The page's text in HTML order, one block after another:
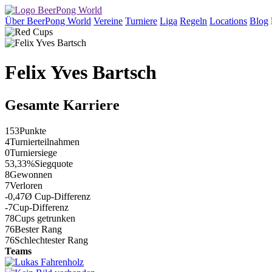
Über BeerPong World Vereine Turniere Liga Regeln Locations Blog
Felix Yves Bartsch
Gesamte Karriere
153Punkte
4Turnierteilnahmen
0Turniersiege
53,33%Siegquote
8Gewonnen
7Verloren
-0,47Ø Cup-Differenz
-7Cup-Differenz
78Cups getrunken
76Bester Rang
76Schlechtester Rang
Teams